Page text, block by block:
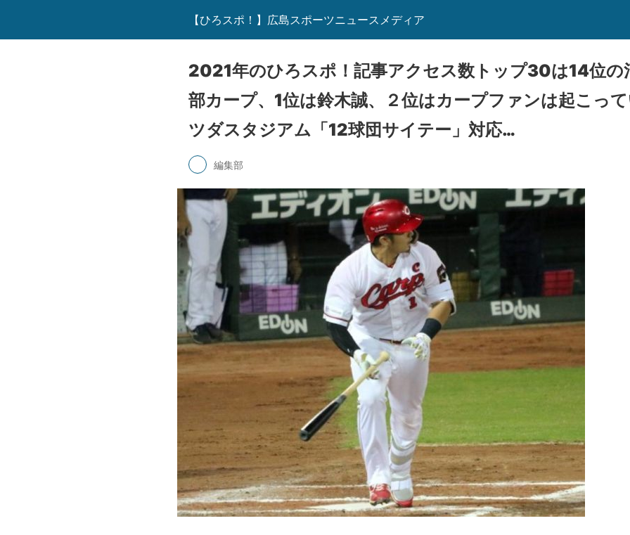
【ひろスポ！】広島スポーツニュースメディア
2021年のひろスポ！記事アクセス数トップ30は14位の
部カープ、1位は鈴木誠、２位はカープファンは起こっ
ツダスタジアム「12球団サイテー」対応…
編集部